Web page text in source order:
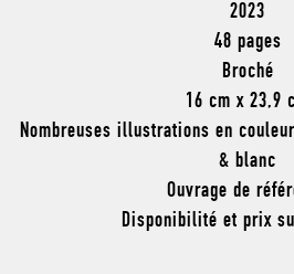
2023
48 pages
Broché
16 cm x 23,9
Nombreuses illustrations en
& blanc
Ouvrage de
Disponibilité et prix